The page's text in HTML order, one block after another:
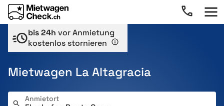
bis 24h vor Anmietung
kostenlos stornieren
Mietwagen La Altagracia
Anmietort